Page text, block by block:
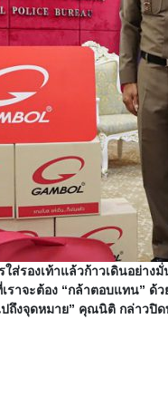
ส่รองเท้าแล้วก้าวเดินอย่า
ราจะต้อง “กล้าตอบแทน”
ถึงจุดหมาย” คุณนิติ กล่าวปิด